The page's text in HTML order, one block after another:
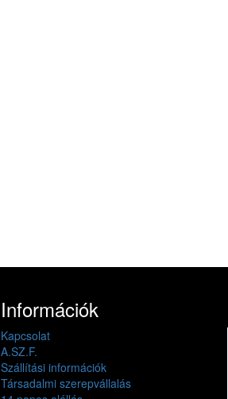
Információk
Kapcsolat
A.SZ.F.
Szállítási információk
Társadalmi szerepvállalás